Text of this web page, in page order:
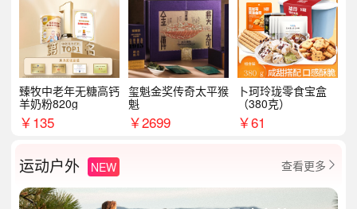
臻牧中老年无糖高钙
羊奶粉820g
￥135
玺魁金奖传奇太平猴
魁
￥2699
卜珂玲珑零食宝盒
（380克）
￥61
运动户外 NEW 查看更多 